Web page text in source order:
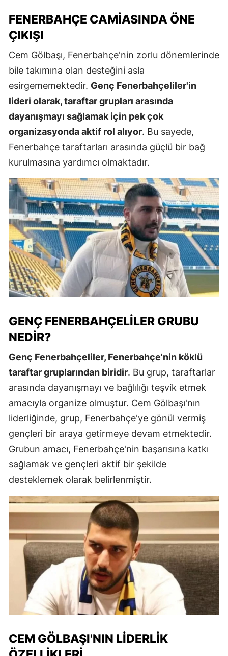
FENERBAHÇE CAMIASINDA ÖNE
ÇIKIŞI
Cem Gölbaşı, Fenerbahçe'nin zorlu dönemlerinde
bile takımına olan desteğini asla
esirgememektedir. Genç Fenerbahçeliler'in
lideri olarak, taraftar grupları arasında
dayanışmayı sağlamak için pek çok
organizasyonda aktif rol alıyor. Bu sayede,
Fenerbahçe taraftarları arasında güçlü bir bağ
kurulmasına yardımcı olmaktadır.
GENÇ FENERBAHÇELILER GRUBU
NEDIR?
Genç Fenerbahçeliler, Fenerbahçe'nin köklü
taraftar gruplarından biridir. Bu grup, taraftarlar
arasında dayanışmayı ve bağlılığı teşvik etmek
amacıyla organize olmuştur. Cem Gölbaşı'nın
liderliğinde, grup, Fenerbahçe'ye gönül vermiş
gençleri bir araya getirmeye devam etmektedir.
Grubun amacı, Fenerbahçe'nin başarısına katkı
sağlamak ve gençleri aktif bir şekilde
desteklemek olarak belirlenmiştir.
CEM GÖLBAŞI'NIN LIDERLIK